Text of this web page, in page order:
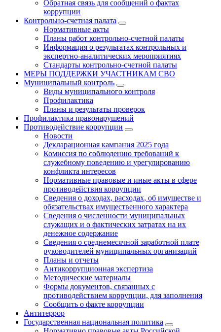
Обратная связь для сообщений о фактах
коррупции
Контрольно-счетная палата
Нормативные акты
Планы работ контрольно-счетной палаты
Информация о результатах контрольных и
экспертно-аналитических мероприятиях
Стандарты контрольно-счетной палаты
МЕРЫ ПОДДЕРЖКИ УЧАСТНИКАМ СВО
Муниципальный контроль
Виды муниципального контроля
Профилактика
Планы и результаты проверок
Профилактика правонарушений
Противодействие коррупции
Новости
Декларационная кампания 2025 года
Комиссия по соблюдению требований к
служебному поведению и урегулированию
конфликта интересов
Нормативные правовые и иные акты в сфере
противодействия коррупции
Сведения о доходах, расходах, об имуществе и
обязательствах имущественного характера
Сведения о численности муниципальных
служащих и о фактических затратах на их
денежное содержание
Сведения о среднемесячной заработной плате
руководителей муниципальных организаций
Планы и отчеты
Антикоррупционная экспертиза
Методические материалы
Формы документов, связанных с
противодействием коррупции, для заполнения
Сообщить о факте коррупции
Антитеррор
Государственная национальная политика